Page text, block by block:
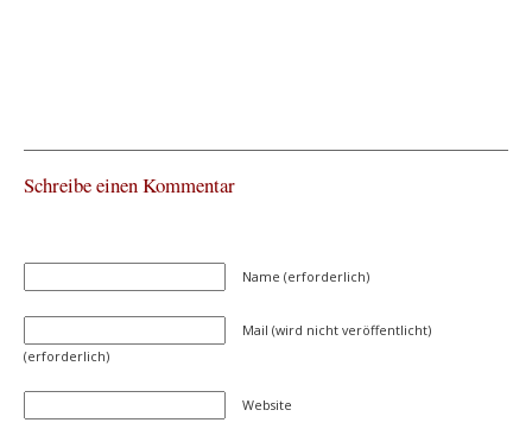
Schreibe einen Kommentar
Name (erforderlich)
Mail (wird nicht veröffentlicht)
(erforderlich)
Website